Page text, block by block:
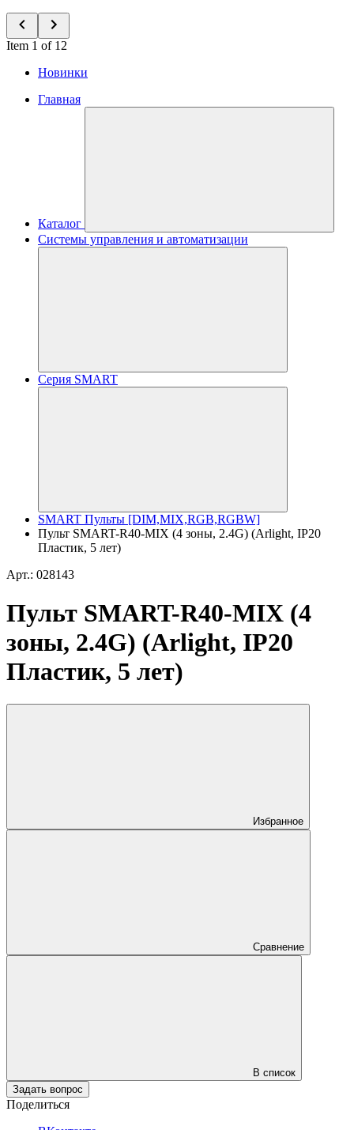
Item 1 of 12
Новинки
Главная
Каталог
Системы управления и автоматизации
Серия SMART
SMART Пульты [DIM,MIX,RGB,RGBW]
Пульт SMART-R40-MIX (4 зоны, 2.4G) (Arlight, IP20
Пластик, 5 лет)
Арт.: 028143
Пульт SMART-R40-MIX (4
зоны, 2.4G) (Arlight, IP20
Пластик, 5 лет)
Избранное
Сравнение
В список
Задать вопрос
Поделиться